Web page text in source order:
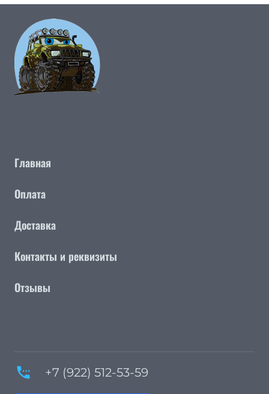
Главная
Оплата
Доставка
Контакты и реквизиты
Отзывы
settings_phone +7 (922) 512-53-59